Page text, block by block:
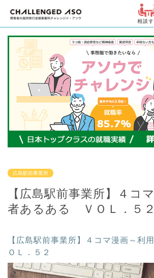
相談す
広島駅前事業所
【広島駅前事業所】４コ
者あるある ＶＯＬ．５２
【広島駅前事業所】４コマ漫画～利
ＯＬ．５２